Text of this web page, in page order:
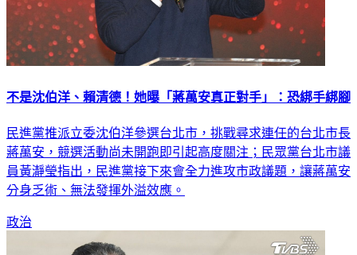
不是沈伯洋、賴清德！她曝「蔣萬安真正對手」：恐綁手綁腳
民進黨推派立委沈伯洋參選台北市，挑戰尋求連任的台北市長
蔣萬安，競選活動尚未開跑即引起高度關注；民眾黨台北市議
員黃瀞瑩指出，民進黨接下來會全力進攻市政議題，讓蔣萬安
分身乏術、無法發揮外溢效應。
政治